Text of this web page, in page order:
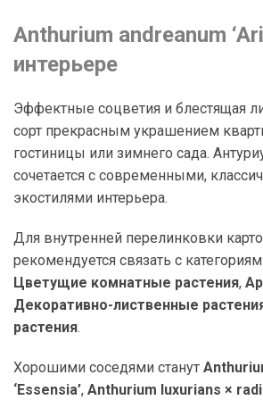
Anthurium andreanum
интерьере
Эффектные соцветия и блестящая
сорт прекрасным украшением
гостиницы или зимнего сада.
сочетается с современными,
экостилями интерьера.
Для внутренней перелинковки
рекомендуется связать с
Цветущие комнатные растения,
Декоративно-лиственные
растения.
Хорошими соседями станут
‘Essensia’, Anthurium luxurians ×